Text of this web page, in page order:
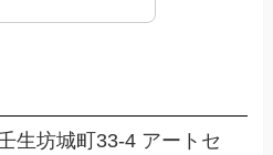
生坊城町33-4 アートセ